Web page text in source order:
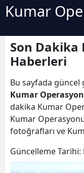
Kumar
Son Dakika
Haberleri
Bu sayfada
Kumar
dakika Kumar
Kumar
fotoğrafları ve
Güncelleme Tarihi: